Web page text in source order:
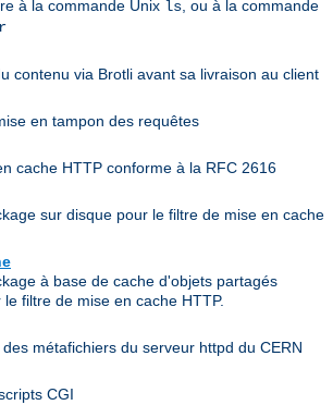
à la commande Unix ls, ou à la commande
contenu via Brotli avant sa livraison au client
en tampon des requêtes
cache HTTP conforme à la RFC 2616
sur disque pour le filtre de mise en cache
à base de cache d'objets partagés
filtre de mise en cache HTTP.
métafichiers du serveur httpd du CERN
CGI